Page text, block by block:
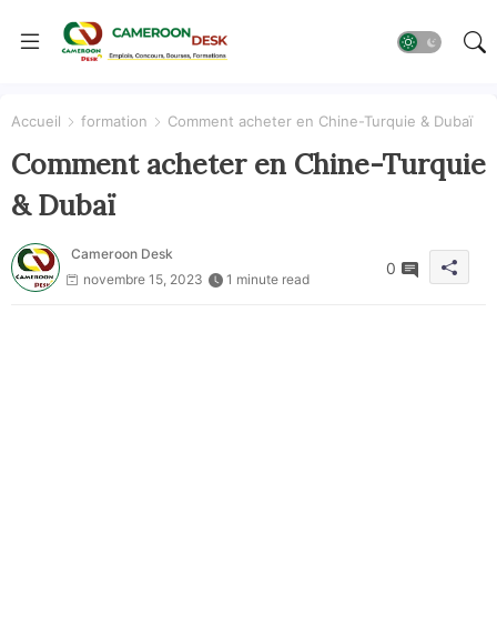
Accueil formation Comment acheter en Chine-Turquie & Dubaï
Comment acheter en Chine-Turquie
& Dubaï
Cameroon Desk
novembre 15, 2023
1 minute read
0